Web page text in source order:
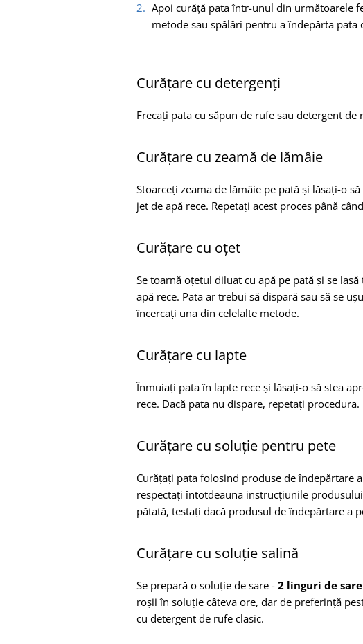
Apoi curăță pata într-unul din următoarele
metode sau spălări pentru a îndepărta pata
Curățare cu detergenți
Frecați pata cu săpun de rufe sau detergent
Curățare cu zeamă de lămâie
Stoarceți zeama de lămâie pe pată și lăsați-o
jet de apă rece. Repetați acest proces până
Curățare cu oțet
Se toarnă oțetul diluat cu apă pe pată și se
apă rece. Pata ar trebui să dispară sau să se
încercați una din celelalte metode.
Curățare cu lapte
Înmuiați pata în lapte rece și lăsați-o să stea
rece. Dacă pata nu dispare, repetați procedura.
Curățare cu soluție pentru pete
Curățați pata folosind produse de îndepărtare
respectați întotdeauna instrucțiunile
pătată, testați dacă produsul de îndepărtare a
Curățare cu soluție salină
Se prepară o soluție de sare - 2 linguri de
roșii în soluție câteva ore, dar de preferință
cu detergent de rufe clasic.